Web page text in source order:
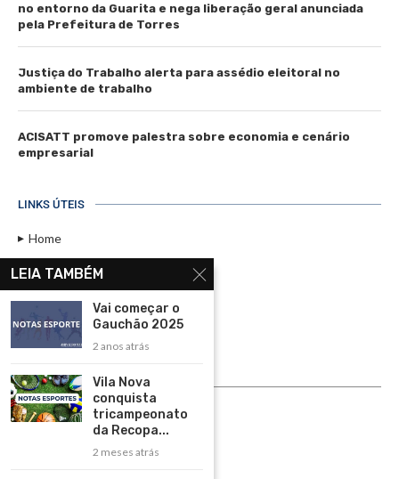
no entorno da Guarita e nega liberação geral anunciada
pela Prefeitura de Torres
Justiça do Trabalho alerta para assédio eleitoral no
ambiente de trabalho
ACISATT promove palestra sobre economia e cenário
empresarial
LINKS ÚTEIS
Home
Assinar
Contato
Política de Privacidade
Rádio Maristela - Ao Vivo
ASSINE
LEIA TAMBÉM
Vai começar o
Gauchão 2025
2 anos atrás
Vila Nova
conquista
tricampeonato
da Recopa...
2 meses atrás